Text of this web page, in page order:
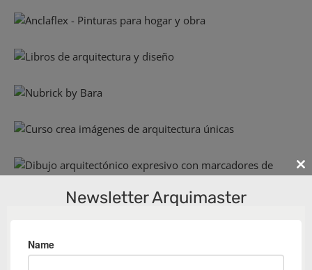
Newsletter Arquimaster